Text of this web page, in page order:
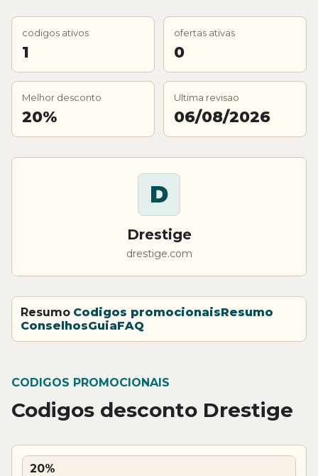
codigos ativos
1
ofertas ativas
0
Melhor desconto
20%
Ultima revisao
06/08/2026
D
Drestige
drestige.com
Resumo Codigos promocionaisResumo
ConselhosGuiaFAQ
CODIGOS PROMOCIONAIS
Codigos desconto Drestige
20%